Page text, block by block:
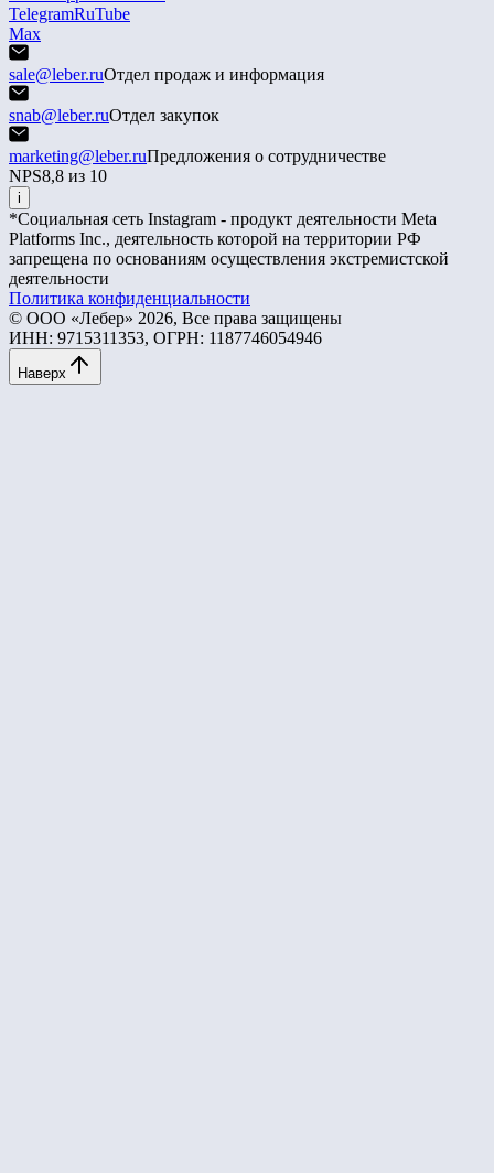
TelegramRuTube
Max
sale@leber.ruОтдел продаж и информация
snab@leber.ruОтдел закупок
marketing@leber.ruПредложения о сотрудничестве
NPS8,8 из 10
i
*Социальная сеть Instagram - продукт деятельности Meta
Platforms Inc., деятельность которой на территории РФ
запрещена по основаниям осуществления экстремистской
деятельности
Политика конфиденциальности
© ООО «Лебер» 2026, Все права защищены
ИНН: 9715311353, ОГРН: 1187746054946
Наверх